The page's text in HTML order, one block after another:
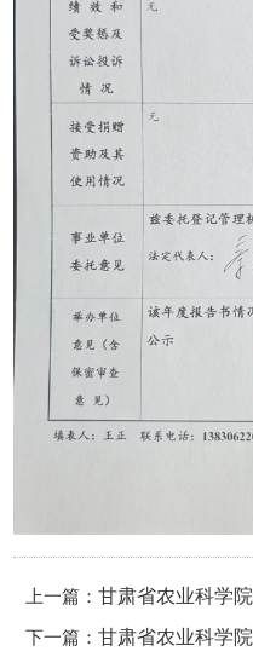
上一篇：甘肃省农业科学
年度报告书公示
下一篇：甘肃省农业科学